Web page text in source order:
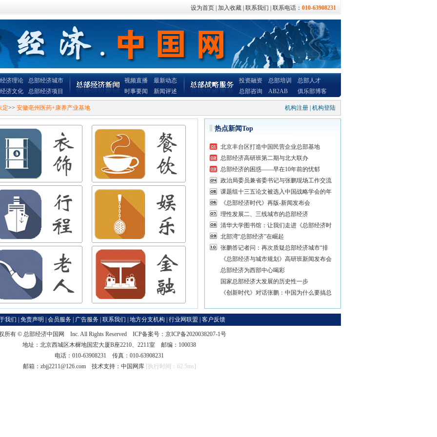
设为首页 加入收藏 联系我们 | 联系电话： 010-63908231
济理论
济文化
总部经济城市
总部经济项目
视频直播
时事要闻
最新动态
新闻评述
投资融资
总部咨询
总部培训
AB2AB
总部人才
俱乐部博客
定>> 安徽亳州医药+康养产业基地 机构注册 机构登陆
热点新闻Top
北京丰台区打造中国民营企业总部基地
总部经济高研班第二期与北大联办
总部经济的困惑——早在10年前的忧郁
政治局委员兼省委书记与张鹏现场工作交流
课题组十三五论文被选入中国战略学会的年
《总部经济时代》再版-新闻发布会
理性发展二、三线城市的总部经济
清华大学图书馆：让我们走进《总部经济时
北部湾“总部经济”在崛起
张鹏答记者问：再次质疑总部经济城市“排
《总部经济与城市规划》高研班新闻发布会
总部经济为西部中心喝彩
国家总部经济大发展的历史性一步
《创新时代》对话张鹏：中国为什么要搞总
我们 免责声明 会员服务 广告服务 联系我们 地方分支机构 行业网联盟 客户反馈
所有 © 总部经济中国网 Inc. All Rights Reserved ICP备案号： 京ICP备2020038207-1号
地址：北京西城区木樨地国宏大厦B座2210、2211室 邮编：100038
电话：010-63908231 传真：010-63908231
邮箱：zbjj2211@126.com 技术支持： 中国网库 [执行时间：62.5ms]